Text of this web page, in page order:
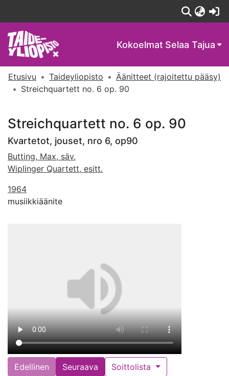
Kokoelmat Selaa Tajua
Etusivu Taideyliopisto
Äänitteet (rajoitettu pääsy)
Streichquartett no. 6 op. 90
Streichquartett no. 6 op. 90
Kvartetot, jouset, nro 6, op90
Butting, Max, säv.
Wiplinger Quartett, esitt.
1964
musiikkiäänite
Edellinen Seuraava
Soittolista